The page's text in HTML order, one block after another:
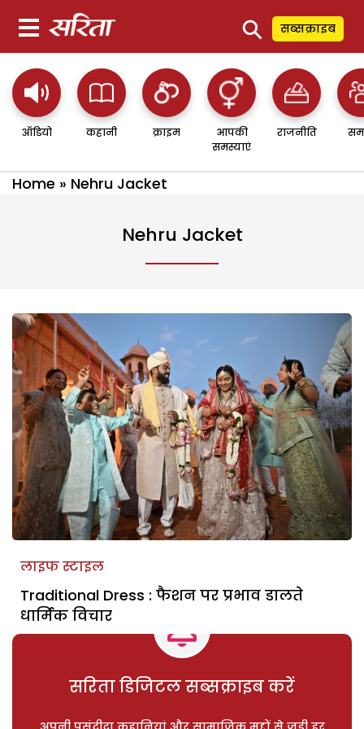
⚲ सब्सक्राइब
ऑडियो कहानी क्राइम
आपकी
समस्याएं
राजनीति
Home » Nehru Jacket
Nehru Jacket
लाइफ स्टाइल
Traditional Dress : फैशन पर प्रभाव डालते
धार्मिक विचार
सरिता डिजिटल सब्सक्राइब करें